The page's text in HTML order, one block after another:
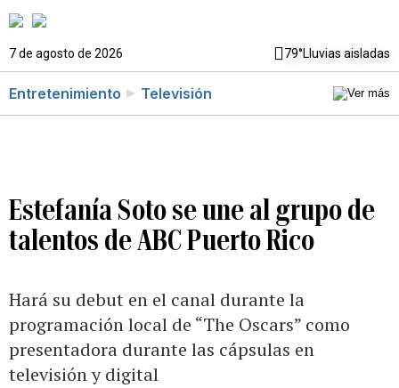
7 de agosto de 2026 79°Lluvias aisladas
Entretenimiento Televisión
Estefanía Soto se une al grupo de
talentos de ABC Puerto Rico
Hará su debut en el canal durante la
programación local de “The Oscars” como
presentadora durante las cápsulas en
televisión y digital